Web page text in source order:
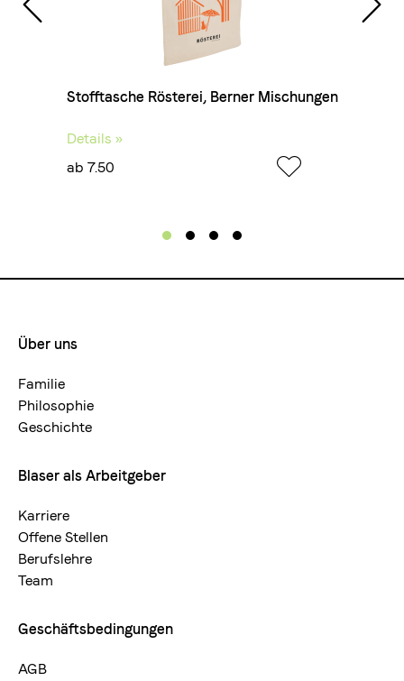
Espresso, Cappuccino, Latte Macchiato
Geschmack
Arten
80 % Arabica / 20 % Robusta
Stofftasche Rösterei, Berner Mischungen
Details »
ab 7.50
Footermenue-
neu
Über uns
Familie
Philosophie
Geschichte
Blaser als Arbeitgeber
Karriere
Offene Stellen
Berufslehre
Team
Geschäftsbedingungen
AGB